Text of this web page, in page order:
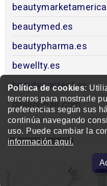
Política de cookies:
terceros para mostrarle
preferencias según sus
continúa navegando
uso. Puede cambiar la
información aquí.
beautymed.es
beautypharma.es
bewellty.es
beautycontact.es
gallery-hair.com